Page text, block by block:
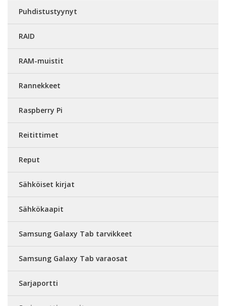
Puhdistustyynyt
RAID
RAM-muistit
Rannekkeet
Raspberry Pi
Reitittimet
Reput
Sähköiset kirjat
Sähkökaapit
Samsung Galaxy Tab tarvikkeet
Samsung Galaxy Tab varaosat
Sarjaportti